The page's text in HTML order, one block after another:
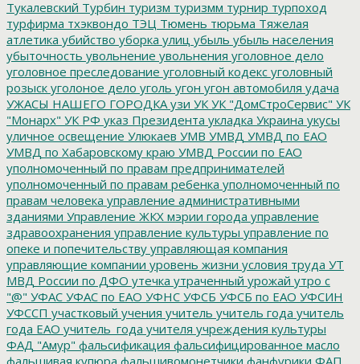
Тукалевский Турбин туризм туризмм турнир турпоход
турфирма тхэквондо ТЭЦ Тюмень тюрьма Тяжелая
атлетика убийство уборка улиц убыль убыль населения
убыточность увольнение увольнения уголовное дело
уголовное преследование уголовный кодекс уголовный
розыск уголоное дело уголь угон угон автомобиля удача
УЖАСЫ НАШЕГО ГОРОДКА узи УК УК "ДомСтроСервис" УК
"Монарх" УК РФ указ Президента укладка Украина укусы
уличное освещение Улюкаев УМВ УМВД УМВД по ЕАО
УМВД по Хабаровскому краю УМВД России по ЕАО
уполномоченный по правам предпринимателей
уполномоченный по правам ребенка уполномоченный по
правам человека управление административными
зданиями Управление ЖКХ мэрии города управление
здравоохранения управление культуры управление по
опеке и попечительству управляющая компания
управляющие компании уровень жизни условия труда УТ
МВД России по ДФО утечка утраченный урожай утро с
"@" УФАС УФАС по ЕАО УФНС УФСБ УФСБ по ЕАО УФСИН
УФССП участковый учения учитель учитель года учитель
года ЕАО учитель_года учителя учреждения культуры
ФАД "Амур" фальсификация фальсифицированное масло
фальшивая купюра фальшивомонетчики фанфурики ФАП